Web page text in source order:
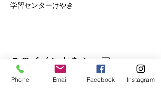
学習センターけやき
このイベントをシェア
Phone Email Facebook Instagram